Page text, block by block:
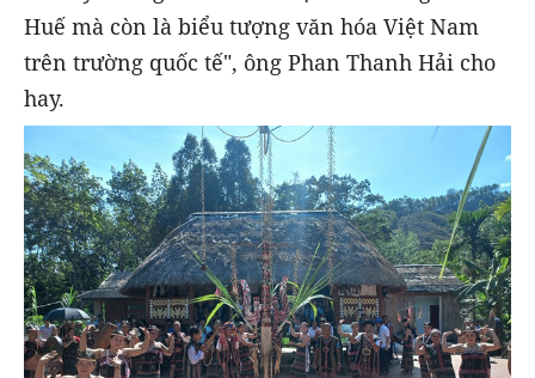
Huế mà còn là biểu tượng văn hóa Việt Nam
trên trường quốc tế", ông Phan Thanh Hải cho
hay.